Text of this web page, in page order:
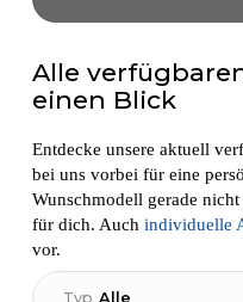
Alle
einen Blick
Entdecke unsere aktuell
bei uns vorbei für eine
Wunschmodell gerade
für dich. Auch individuelle
vor.